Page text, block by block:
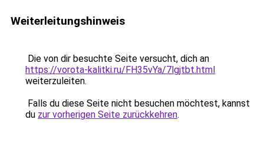
Weiterleitungshinweis
Die von dir besuchte Seite versucht, dich an
https://vorota-kalitki.ru/FH35vYa/7lgjtbt.html
weiterzuleiten.
Falls du diese Seite nicht besuchen möchtest, kannst
du zur vorherigen Seite zurückkehren.